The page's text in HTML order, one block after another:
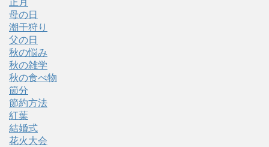
正月
母の日
潮干狩り
父の日
秋の悩み
秋の雑学
秋の食べ物
節分
節約方法
紅葉
結婚式
花火大会